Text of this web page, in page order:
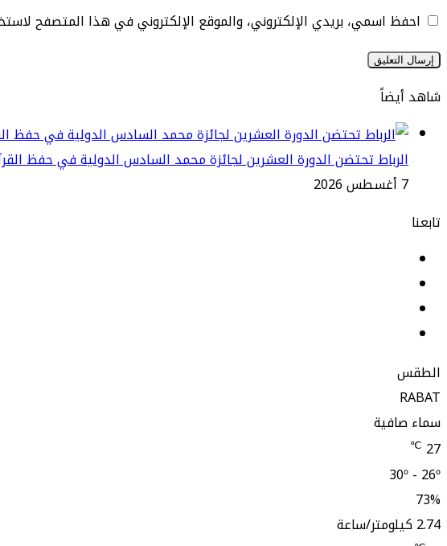
احفظ اسمي، بريدي الإلكتروني، والموقع الإلكتروني في هذا المتصفح
شاهد أيضاً
الرباط تحتضن الدورة العشرين لجائزة محمد السادس الدولية في حفظ
7 أغسطس 2026
تابعنا
الطقس
RABAT
سماء صافية
27
℃
30º - 26º
73%
2.74 كيلومتر/ساعة